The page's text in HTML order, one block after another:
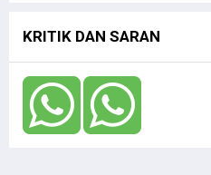
KRITIK DAN SARAN